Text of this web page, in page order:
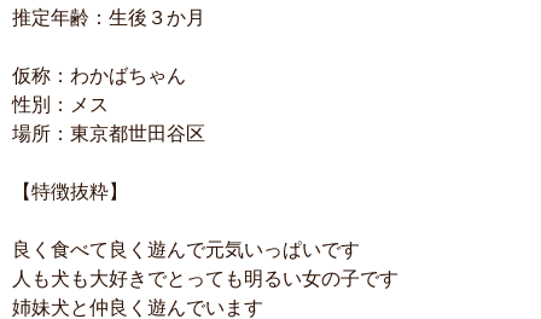
推定年齢：生後３か月
仮称：わかばちゃん
性別：メス
場所：東京都世田谷区
【特徴抜粋】
良く食べて良く遊んで元気いっぱいです
人も犬も大好きでとっても明るい女の子です
姉妹犬と仲良く遊んでいます